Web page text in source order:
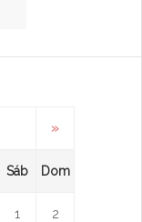
»
Sáb Dom
1 2